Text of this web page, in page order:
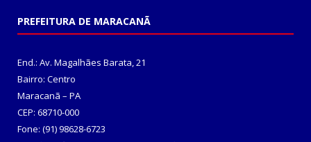
PREFEITURA DE MARACANÃ
End.: Av. Magalhães Barata, 21
Bairro: Centro
Maracanã – PA
CEP: 68710-000
Fone: (91) 98628-6723